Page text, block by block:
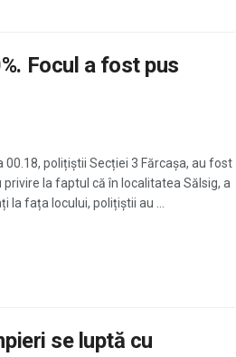
Focul a fost pus
00.18, polițiștii Secției 3 Fărcașa, au fost
la faptul că în localitatea Sălsig, a
la fața locului, polițiștii au ...
se luptă cu